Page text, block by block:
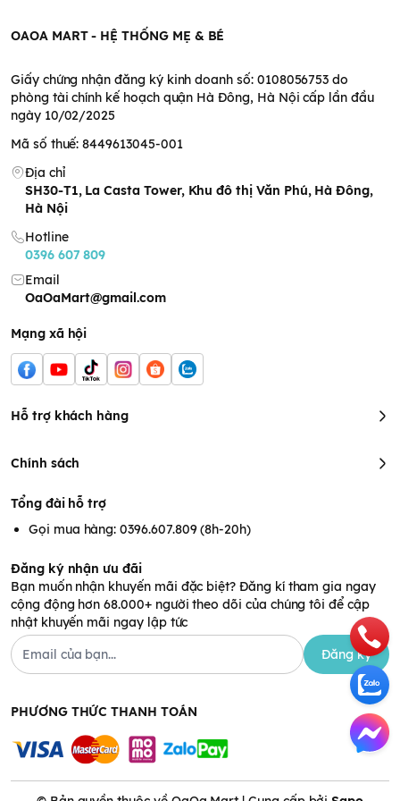
Sản phẩm được làm hoàn toàn từ nguyên liệu tự nhiên đảm
Thành phần chính có
trong bánh ăn dặm
Pigeon Nhật
Thành phần:Cà rốt, cà chua, muối, đường, gạo, ngô, canxi
cacbonat, bột rau. Bánh không sử dụng chất tạo màu, chất
bảo quản, không chiên, không hương liệu nên rất an toàn cho
bé.
Bảng năng lượng trong 1 túi bánh ăn dặm Pigeon Nhật
Năng lượng : 27 Kcal
Protein : 0,5g
Chất béo : 0,1g
Natri : 16mg
Canxi : 9mg
Đặc điểm bánh ăn dặm
Pigeon vị cá mòi
xuất khoa học, hiện đại và khép kín Bánh vị cá mòi 6m+ tuyệt
đối an toàn cho sức khỏe của bé và thân thiện với môi trường.
Đặc biệt, bánh được bổ sung thêm vitamin
lẫn trí tuệ.
OAOA MART - HỆ THỐNG MẸ & BÉ
Giấy chứng nhận đăng ký kinh doanh số: 0108056753 do
phòng tài chính kế hoạch quận Hà Đông, Hà Nội cấp lần đầu
ngày 10/02/2025
Mã số thuế: 8449613045-001
Địa chỉ
SH30-T1, La Casta Tower, Khu đô thị Văn Phú, Hà Đông,
Hà Nội
Hotline
0396 607 809
Email
OaOaMart@gmail.com
Mạng xã hội
Hỗ trợ khách hàng
Chính sách
Tổng đài hỗ trợ
Gọi mua hàng: 0396.607.809 (8h-20h)
Đăng ký nhận ưu đãi
Bạn muốn nhận khuyến mãi đặc biệt? Đăng kí tham gia ngay
cộng động hơn 68.000+ người theo dõi của chúng tôi để cập
nhật khuyến mãi ngay lập tức
Đăng ký
PHƯƠNG THỨC THANH TOÁN